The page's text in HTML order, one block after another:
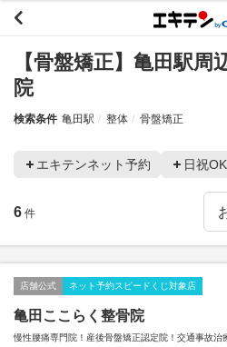
【骨盤矯正】亀田駅
院
検索条件 亀田駅 整体 骨盤矯正
エキテンネット予約 日祝OK
6 件
店舗公式 ネット予約スピードくじ対象店
亀田ここらく整骨院
慢性腰痛専門院！産後骨盤矯正認定院！交通事故治